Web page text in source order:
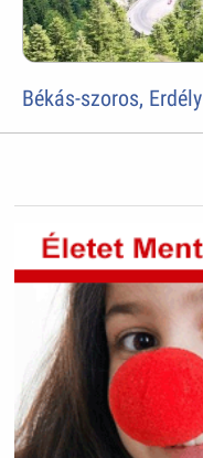
Békás-szoros, Erdély